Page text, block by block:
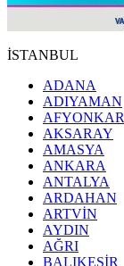
İSTANBUL
ADANA
ADIYAMAN
AKSARAY
AMASYA
ANKARA
ANTALYA
ARDAHAN
ARTVİN
AYDIN
AĞRI
BALIKESİR